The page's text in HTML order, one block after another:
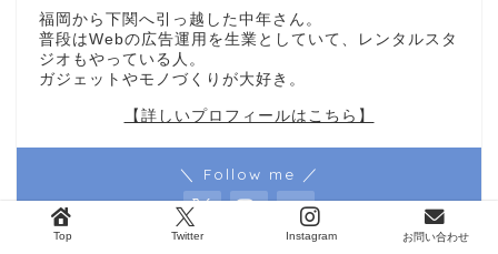
福岡から下関へ引っ越した中年さん。
普段はWebの広告運用を生業としていて、レンタルスタ
ジオもやっている人。
ガジェットやモノづくりが大好き。
【詳しいプロフィールはこちら】
＼ Follow me ／
Top Twitter Instagram お問い合わせ